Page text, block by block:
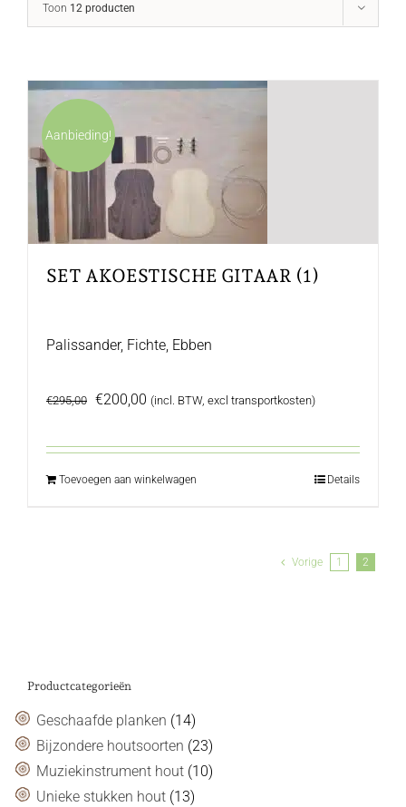
Toon 12 producten
Aanbieding!
SET AKOESTISCHE GITAAR (1)
Palissander, Fichte, Ebben
€295,00 Oorspronkelijke
€200,00 Huidige
(incl. BTW, excl transportkosten)
Toevoegen aan winkelwagen Details
Vorige 1 2
Productcategorieën
Geschaafde planken (14)
Bijzondere houtsoorten (23)
Muziekinstrument hout (10)
Unieke stukken hout (13)